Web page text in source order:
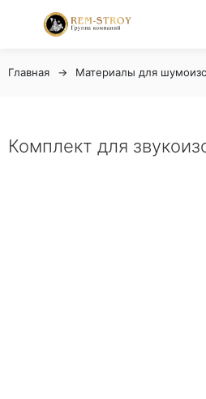
Главная Материалы для
Комплект для